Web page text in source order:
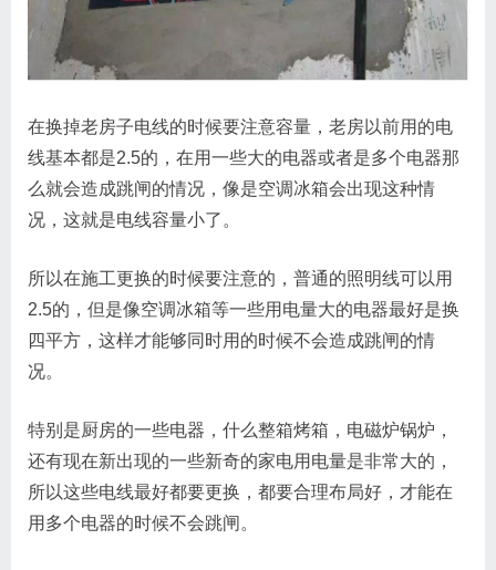
在换掉老房子电线的时候要注意容量，老房以前用的电
线基本都是2.5的，在用一些大的电器或者是多个电器那
么就会造成跳闸的情况，像是空调冰箱会出现这种情
况，这就是电线容量小了。
所以在施工更换的时候要注意的，普通的照明线可以用
2.5的，但是像空调冰箱等一些用电量大的电器最好是换
四平方，这样才能够同时用的时候不会造成跳闸的情
况。
特别是厨房的一些电器，什么整箱烤箱，电磁炉锅炉，
还有现在新出现的一些新奇的家电用电量是非常大的，
所以这些电线最好都要更换，都要合理布局好，才能在
用多个电器的时候不会跳闸。